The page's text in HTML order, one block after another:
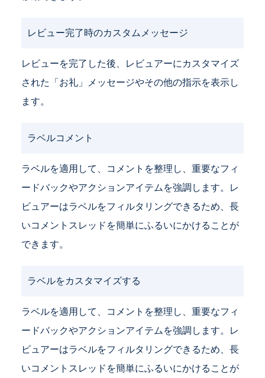
レビュー完了時のカスタムメッセージ
レビューを完了した後、レビュアーにカスタマイズ
された「お礼」メッセージやその他の指示を表示し
ます。
ラベルコメント
ラベルを適用して、コメントを整理し、重要なフィ
ードバックやアクションアイテムを強調します。レ
ビュアーはラベルをフィルタリングできるため、長
いコメントスレッドを簡単にふるいにかけることが
できます。
ラベルをカスタマイズする
ラベルを適用して、コメントを整理し、重要なフィ
ードバックやアクションアイテムを強調します。レ
ビュアーはラベルをフィルタリングできるため、長
いコメントスレッドを簡単にふるいにかけることが